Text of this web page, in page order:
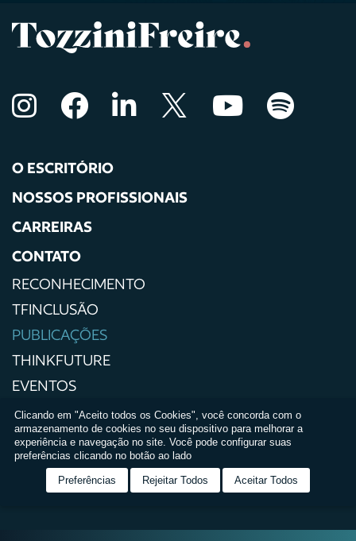
O ESCRITÓRIO
NOSSOS PROFISSIONAIS
CARREIRAS
CONTATO
RECONHECIMENTO
TFINCLUSÃO
PUBLICAÇÕES
THINKFUTURE
EVENTOS
IMPRENSA
POLÍTICAS DE PRIVACIDADE
TERMOS E CONDIÇÕES DE USO
RELATÓRIO DE IGUALDADE SALARIAL
Clicando em "Aceito todos os Cookies", você concorda com o
armazenamento de cookies no seu dispositivo para melhorar a
experiência e navegação no site. Você pode configurar suas
preferências clicando no botão ao lado
Preferências Rejeitar Todos Aceitar Todos